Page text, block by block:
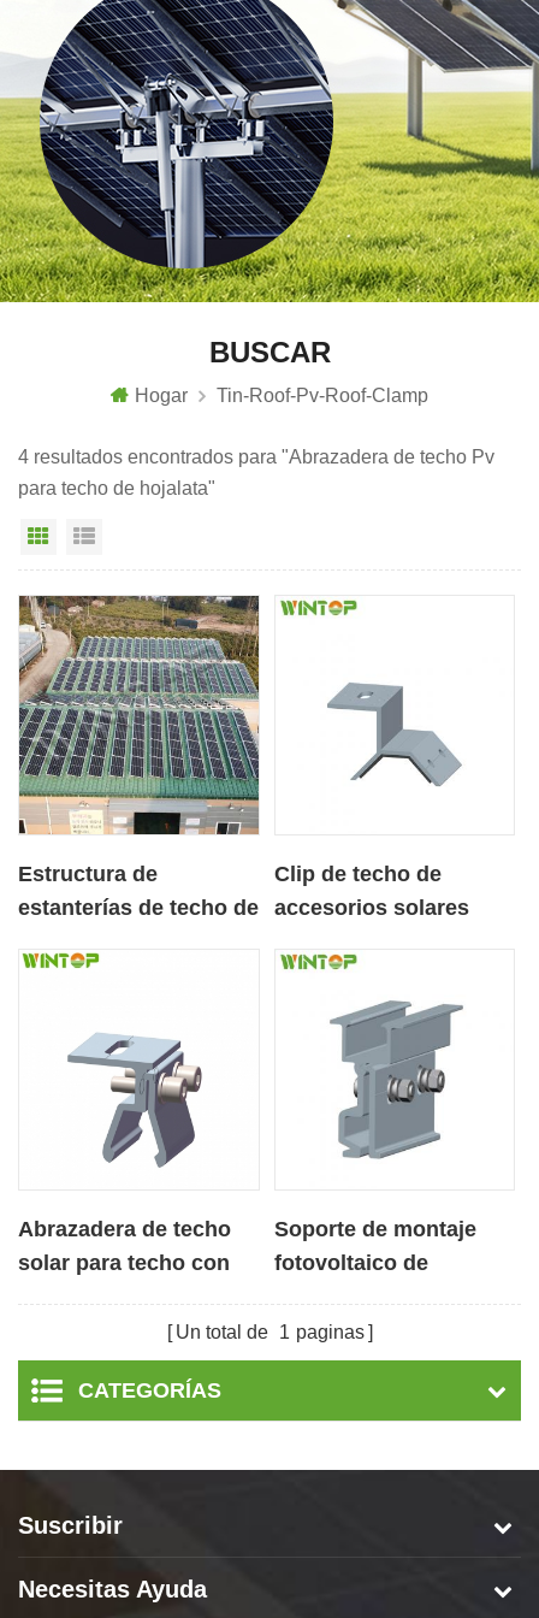
BUSCAR
Hogar Tin-Roof-Pv-Roof-Clamp
4 resultados encontrados para "Abrazadera de techo Pv
para techo de hojalata"
Vista en cuadrícula
Estructura de
estanterías de techo de
trípode
Clip de techo de
accesorios solares
trapezoidal
Abrazadera de techo
solar para techo con
Soporte de montaje
fotovoltaico de
de techo para techo
con junta alzada
Un total de 1 paginas
CATEGORÍAS
Suscribir
Necesitas Ayuda